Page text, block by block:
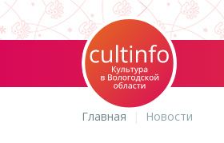
Главная Новости